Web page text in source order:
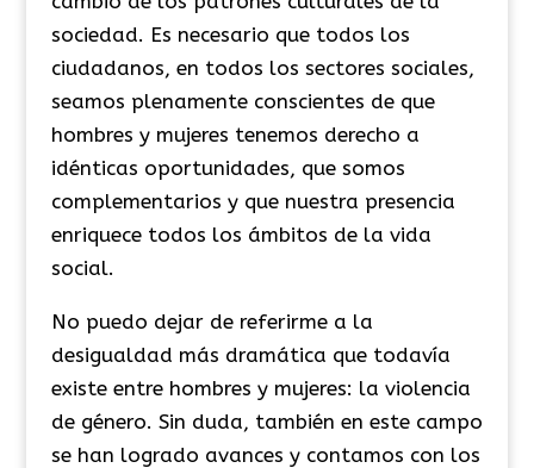
sociedad. Es necesario que todos los
ciudadanos, en todos los sectores sociales,
seamos plenamente conscientes de que
hombres y mujeres tenemos derecho a
idénticas oportunidades, que somos
complementarios y que nuestra presencia
enriquece todos los ámbitos de la vida
social.
No puedo dejar de referirme a la
desigualdad más dramática que todavía
existe entre hombres y mujeres: la violencia
de género. Sin duda, también en este campo
se han logrado avances y contamos con los